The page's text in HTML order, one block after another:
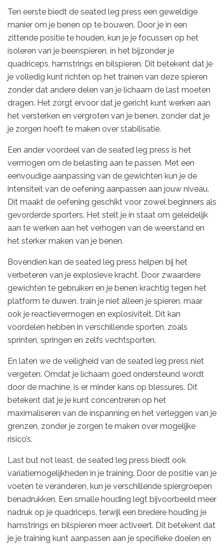
Ten eerste biedt de seated leg press een geweldige
manier om je benen op te bouwen. Door je in een
zittende positie te houden, kun je je focussen op het
isoleren van je beenspieren, in het bijzonder je
quadriceps, hamstrings en bilspieren. Dit betekent dat je
je volledig kunt richten op het trainen van deze spieren
zonder dat andere delen van je lichaam de last moeten
dragen. Het zorgt ervoor dat je gericht kunt werken aan
het versterken en vergroten van je benen, zonder dat je
je zorgen hoeft te maken over stabilisatie.
Een ander voordeel van de seated leg press is het
vermogen om de belasting aan te passen. Met een
eenvoudige aanpassing van de gewichten kun je de
intensiteit van de oefening aanpassen aan jouw niveau.
Dit maakt de oefening geschikt voor zowel beginners als
gevorderde sporters. Het stelt je in staat om geleidelijk
aan te werken aan het verhogen van de weerstand en
het sterker maken van je benen.
Bovendien kan de seated leg press helpen bij het
verbeteren van je explosieve kracht. Door zwaardere
gewichten te gebruiken en je benen krachtig tegen het
platform te duwen, train je niet alleen je spieren, maar
ook je reactievermogen en explosiviteit. Dit kan
voordelen hebben in verschillende sporten, zoals
sprinten, springen en zelfs vechtsporten.
En laten we de veiligheid van de seated leg press niet
vergeten. Omdat je lichaam goed ondersteund wordt
door de machine, is er minder kans op blessures. Dit
betekent dat je je kunt concentreren op het
maximaliseren van de inspanning en het verleggen van je
grenzen, zonder je zorgen te maken over mogelijke
risico’s.
Last but not least, de seated leg press biedt ook
variatiemogelijkheden in je training. Door de positie van je
voeten te veranderen, kun je verschillende spiergroepen
benadrukken. Een smalle houding legt bijvoorbeeld meer
nadruk op je quadriceps, terwijl een bredere houding je
hamstrings en bilspieren meer activeert. Dit betekent dat
je je training kunt aanpassen aan je specifieke doelen en